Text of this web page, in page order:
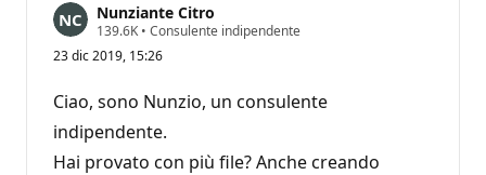
Nunziante Citro
139.6K P
n
d
i
r
e
• Consulente indipendente
23 dic 2019, 15:26
Ciao, sono Nunzio, un consulente
indipendente.
Hai provato con più file? Anche creando